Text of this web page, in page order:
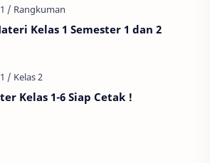
Kelas 1 Semester 1 dan 2
Kelas 1-6 Siap Cetak !